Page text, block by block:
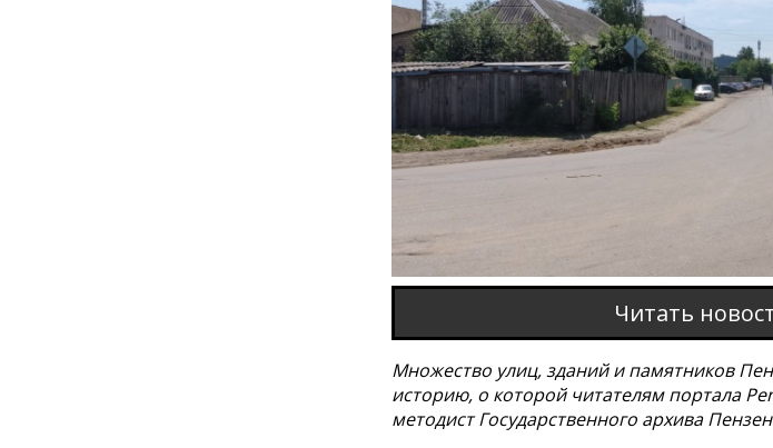
Читать
Множество улиц, зданий и памятников
историю, о которой читателям портала
методист Государственного архива